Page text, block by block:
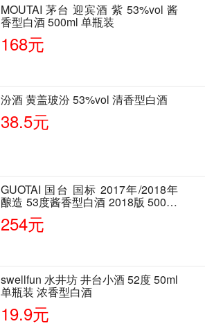
MOUTAI 茅台 迎宾酒 紫 53%vol 酱
香型白酒 500ml 单瓶装
168元
汾酒 黄盖玻汾 53%vol 清香型白酒
38.5元
GUOTAI 国台 国标 2017年/2018年
酿造 53度酱香型白酒 2018版 500ml
单瓶装
254元
swellfun 水井坊 井台小酒 52度 50ml
单瓶装 浓香型白酒
19.9元